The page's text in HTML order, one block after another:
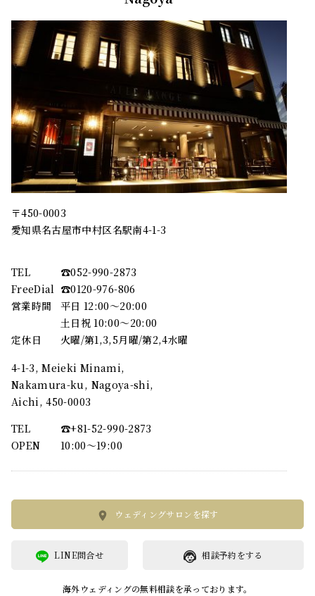
〒450-0003
愛知県名古屋市中村区名駅南4-1-3
TEL
☎︎052-990-2873
FreeDial ☎︎0120-976-806
営業時間
平日 12:00～20:00
土日祝 10:00～20:00
定休日
火曜/第1,3,5月曜/第2,4水曜
4-1-3, Meieki Minami,
Nakamura-ku, Nagoya-shi,
Aichi, 450-0003
TEL
☎︎+81-52-990-2873
OPEN
10:00〜19:00
ウェディングサロンを探す
相談予約をする
LINE問合せ
海外ウェディングの無料相談を承っております。